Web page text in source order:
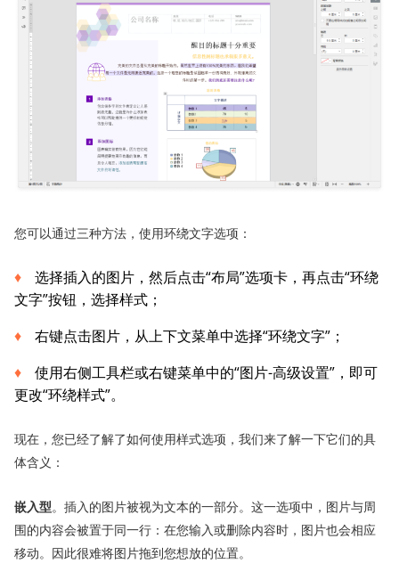
您可以通过三种方法，使用环绕文字选项：
选择插入的图片，然后点击“布局”选项卡，再点击“环绕
文字”按钮，选择样式；
右键点击图片，从上下文菜单中选择“环绕文字”；
使用右侧工具栏或右键菜单中的“图片-高级设置”，即可
更改“环绕样式”。
现在，您已经了解了如何使用样式选项，我们来了解一下它们的具
体含义：
嵌入型。插入的图片被视为文本的一部分。这一选项中，图片与周
围的内容会被置于同一行：在您输入或删除内容时，图片也会相应
移动。因此很难将图片拖到您想放的位置。